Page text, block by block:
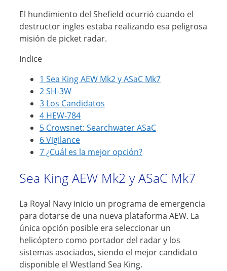
El hundimiento del Shefield ocurrió cuando el
destructor ingles estaba realizando esa peligrosa
misión de picket radar.
Indice
1 Sea King AEW Mk2 y ASaC Mk7
2SH-3W
3 Los Candidatos
4 HEW-784
5 Crowsnet: Searchwater ASaC
6Vigilance
7¿Cuál es la mejor opción?
Sea King AEW Mk2 y ASaC Mk7
La Royal Navy inicio un programa de emergencia
para dotarse de una nueva plataforma AEW. La
única opción posible era seleccionar un
helicóptero como portador del radar y los
sistemas asociados, siendo el mejor candidato
disponible el Westland Sea King.